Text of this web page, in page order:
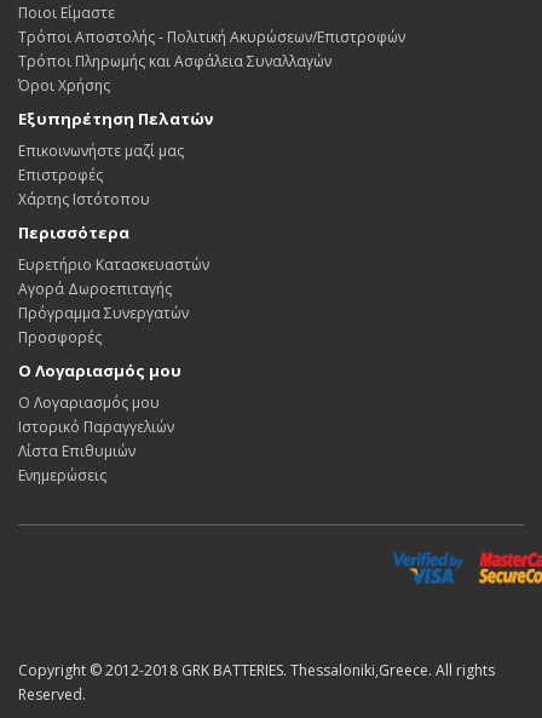
Ποιοι Είμαστε
Τρόποι Αποστολής - Πολιτική Ακυρώσεων/Επιστροφών
Τρόποι Πληρωμής και Ασφάλεια Συναλλαγών
Όροι Χρήσης
Εξυπηρέτηση Πελατών
Επικοινωνήστε μαζί μας
Επιστροφές
Χάρτης Ιστότοπου
Περισσότερα
Ευρετήριο Κατασκευαστών
Αγορά Δωροεπιταγής
Πρόγραμμα Συνεργατών
Προσφορές
Ο Λογαριασμός μου
Ο Λογαριασμός μου
Ιστορικό Παραγγελιών
Λίστα Επιθυμιών
Ενημερώσεις
Copyright © 2012-2018 GRK BATTERIES. Thessaloniki,Greece. All rights
Reserved.